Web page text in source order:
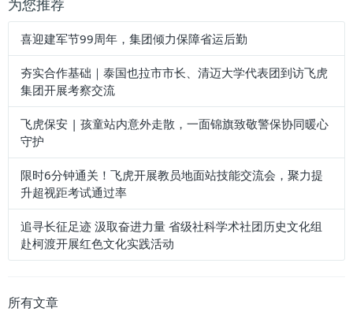
为您推荐
喜迎建军节99周年，集团倾力保障省运后勤
夯实合作基础｜泰国也拉市市长、清迈大学代表团到访飞虎
集团开展考察交流
飞虎保安 | 孩童站内意外走散，一面锦旗致敬警保协同暖心
守护
限时6分钟通关！飞虎开展教员地面站技能交流会，聚力提
升超视距考试通过率
追寻长征足迹 汲取奋进力量 省级社科学术社团历史文化组
赴柯渡开展红色文化实践活动